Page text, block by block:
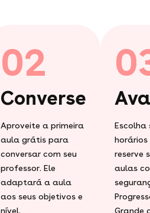
02
Converse
Aproveite a primeira
aula grátis para
conversar com seu
professor. Ele
adaptará a aula
aos seus objetivos e
nível.
Escolha
horários
reserve
aulas
Grande